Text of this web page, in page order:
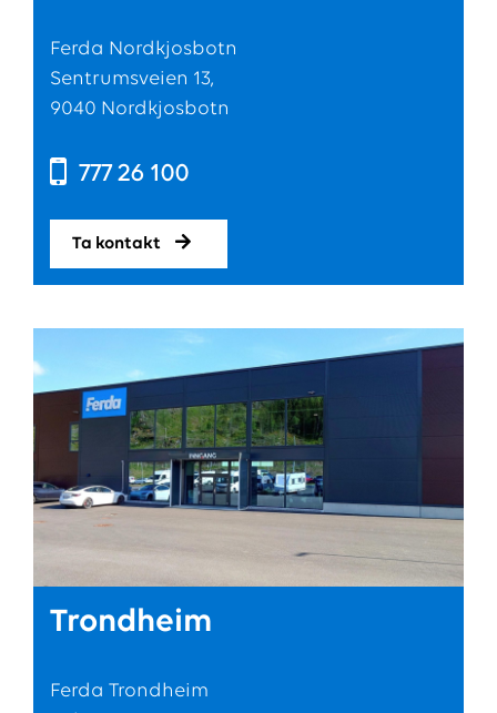
Ferda Nordkjosbotn
Sentrumsveien 13,
9040 Nordkjosbotn
777 26 100
Ta kontakt
Trondheim
Ferda Trondheim